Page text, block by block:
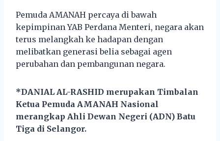
Pemuda AMANAH percaya di bawah
kepimpinan YAB Perdana Menteri, negara akan
terus melangkah ke hadapan dengan
melibatkan generasi belia sebagai agen
perubahan dan pembangunan negara.
*DANIAL AL-RASHID merupakan Timbalan
Ketua Pemuda AMANAH Nasional
merangkap Ahli Dewan Negeri (ADN) Batu
Tiga di Selangor.